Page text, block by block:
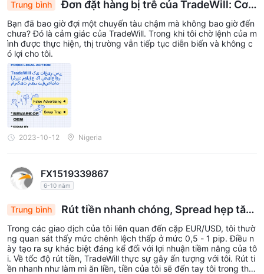
Trung bình
Đơn đặt hàng bị trễ của TradeWill: Cơ h
ội bị bỏ lỡ và thiệt hại trên thị trường
Bạn đã bao giờ đợi một chuyến tàu chậm mà không bao giờ đến
chưa? Đó là cảm giác của TradeWill. Trong khi tôi chờ lệnh của m
ình được thực hiện, thị trường vẫn tiếp tục diễn biến và không c
ó lợi cho tôi.
2023-10-12 Nigeria
FX1519339867
6-10 năm
Trung bình
Rút tiền nhanh chóng, Spread hẹp tăn
g lợi nhuận tại TradeWill
Trong các giao dịch của tôi liên quan đến cặp EUR/USD, tôi thườ
ng quan sát thấy mức chênh lệch thấp ở mức 0,5 - 1 pip. Điều n
ày tạo ra sự khác biệt đáng kể đối với lợi nhuận tiềm năng của tô
i. Về tốc độ rút tiền, TradeWill thực sự gây ấn tượng với tôi. Rút ti
ền nhanh như làm mì ăn liền, tiền của tôi sẽ đến tay tôi trong thời